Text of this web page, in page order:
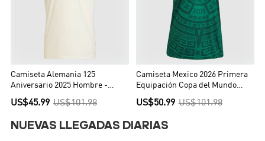
Camiseta Alemania 125
Aniversario 2025 Hombre -
Versión Hincha
US$45.99 US$101.98
Camiseta Mexico 2026 Primera
Equipación Copa del Mundo
Local Mujer - Versión Hincha
US$50.99 US$101.98
NUEVAS LLEGADAS DIARIAS